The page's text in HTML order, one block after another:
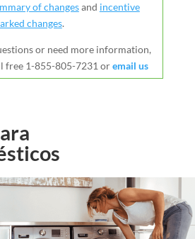
of changesand incentive
changes.
or need more information,
free 1-855-805-7231 oremail us